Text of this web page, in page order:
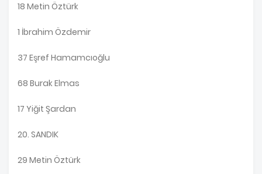
18 Metin Öztürk
1 İbrahim Özdemir
37 Eşref Hamamcıoğlu
68 Burak Elmas
17 Yiğit Şardan
20. SANDIK
29 Metin Öztürk